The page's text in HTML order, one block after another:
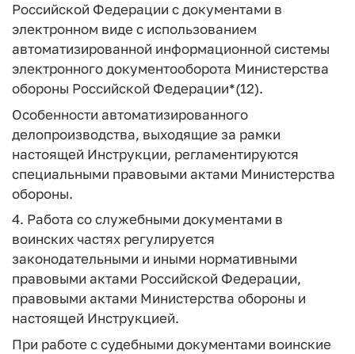
Российской Федерации с документами в
электронном виде с использованием
автоматизированной информационной системы
электронного документооборота Министерства
обороны Российской Федерации*(12).
Особенности автоматизированного
делопроизводства, выходящие за рамки
настоящей Инструкции, регламентируются
специальными правовыми актами Министерства
обороны.
4. Работа со служебными документами в
воинских частях регулируется
законодательными и иными нормативными
правовыми актами Российской Федерации,
правовыми актами Министерства обороны и
настоящей Инструкцией.
При работе с судебными документами воинские